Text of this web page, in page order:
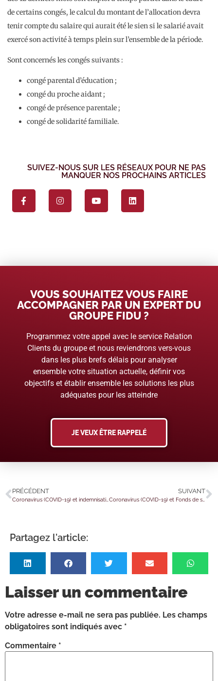
de certains congés, le calcul du montant de l’allocation devra
tenir compte du salaire qui aurait été le sien si le salarié avait
exercé son activité à temps plein sur l’ensemble de la période.
Sont concernés les congés suivants :
congé parental d’éducation ;
congé du proche aidant ;
congé de présence parentale ;
congé de solidarité familiale.
SUIVEZ-NOUS SUR LES RÉSEAUX POUR NE PAS
MANQUER NOS PROCHAINS ARTICLES
VOUS SOUHAITEZ VOUS FAIRE
ACCOMPAGNER PAR UN EXPERT DU
GROUPE FIDU ?
Programmez votre appel avec le service Relation
Clients du groupe et nous reviendrons vers-vous
dans les plus brefs délais pour analyser
ensemble votre situation actuelle, définir vos
objectifs et établir ensemble les solutions les plus
adéquates pour les atteindre
JE VEUX ÊTRE RAPPELÉ
PRÉCÉDENT SUIVANT
Coronavirus (COVID-19) et Fonds de solidarité : le point sur l’aide du mois de mai 2021
Partagez l'article:
Laisser un commentaire
Votre adresse e-mail ne sera pas publiée. Les champs
obligatoires sont indiqués avec *
Commentaire *